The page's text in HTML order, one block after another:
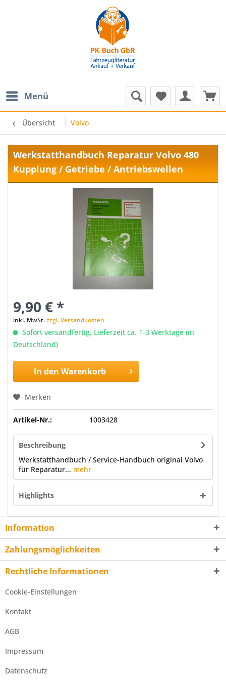
Menü
Übersicht Volvo
Werkstatthandbuch Reparatur Volvo 480
Kupplung / Getriebe / Antriebswellen
9,90 € *
inkl. MwSt.zzgl. Versandkosten
Sofort versandfertig, Lieferzeit ca. 1-3 Werktage (in
Deutschland)
In den Warenkorb
Merken
Artikel-Nr.: 1003428
Beschreibung
Werkstatthandbuch / Service-Handbuch original Volvo
für Reparatur... mehr
Highlights
Information
Zahlungsmöglichkeiten
Rechtliche Informationen
Cookie-Einstellungen
Kontakt
AGB
Impressum
Datenschutz